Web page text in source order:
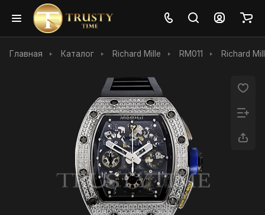
Главная Каталог Richard Mille RM011 Richard